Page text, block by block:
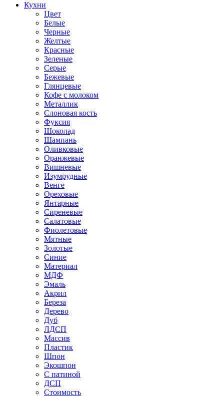
Кухни
Цвет
Белые
Черные
Желтые
Красные
Зеленые
Серые
Бежевые
Глянцевые
Кофе с молоком
Металлик
Слоновая кость
Фуксия
Шоколад
Шампань
Оливковые
Оранжевые
Вишневые
Изумрудные
Венге
Ореховые
Янтарные
Сиреневые
Салатовые
Фиолетовые
Мятные
Золотые
Синие
Материал
МДФ
Эмаль
Акрил
Береза
Дерево
Дуб
ЛДСП
Массив
Пластик
Шпон
Экошпон
С патиной
ДСП
Стоимость